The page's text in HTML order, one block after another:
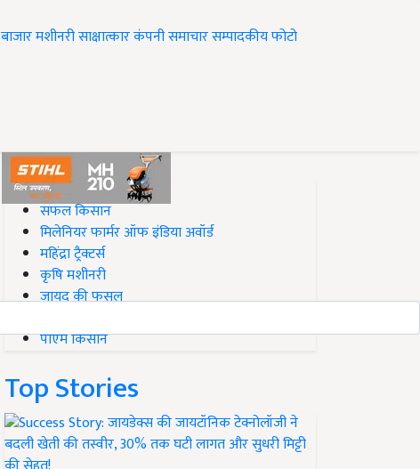
बाजारमशीनरीसाक्षात्कारकंपनी समाचारसम्पादकीयफोटो
#Top on Krishi Jagran
सफल किसान
मिलेनियर फार्मर ऑफ इंडिया अवॉर्ड
महिंद्रा ट्रैक्टर्स
कृषि मशीनरी
जायद की फसल
पीएम किसान
Top Stories